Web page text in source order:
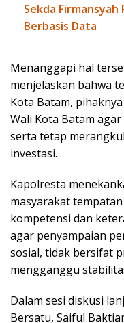
Sekda
Berbasis Data
Menanggapi hal
menjelaskan bahwa
Kota Batam,
Wali Kota Batam
serta tetap
investasi.
Kapolresta
masyarakat
kompetensi dan
agar penyampaian
sosial, tidak bersifat
mengganggu
Dalam sesi diskusi
Bersatu, Saiful